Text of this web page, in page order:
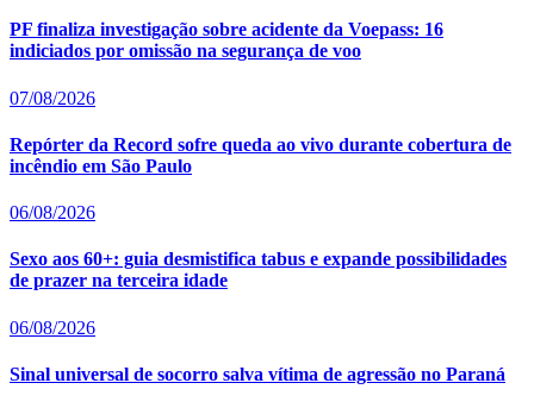
PF finaliza investigação sobre acidente da Voepass: 16
indiciados por omissão na segurança de voo
07/08/2026
Repórter da Record sofre queda ao vivo durante cobertura de
incêndio em São Paulo
06/08/2026
Sexo aos 60+: guia desmistifica tabus e expande possibilidades
de prazer na terceira idade
06/08/2026
Sinal universal de socorro salva vítima de agressão no Paraná